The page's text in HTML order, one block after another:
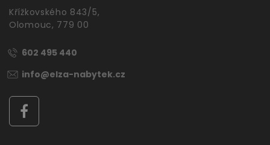
Křížkovského 843/5,
Olomouc, 779 00
602 495 440
info@elza-nabytek.cz